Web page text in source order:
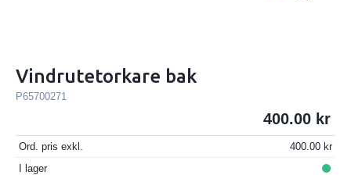
Vindrutetorkare bak
P65700271
400.00
Ord. pris exkl.
400.00
I lager